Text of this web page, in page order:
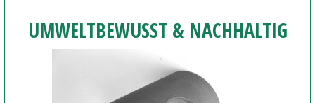
UMWELTBEWUSST & NACHHALTIG